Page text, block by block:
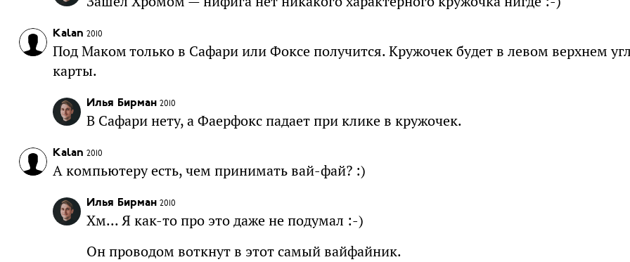
Kalan 2010
Под Маком только в Сафари или Фоксе получится. Кружочек будет в левом верхнем
карты.
Илья Бирман 2010
В Сафари нету, а Фаерфокс падает при клике в кружочек.
Kalan 2010
А компьютеру есть, чем принимать вай-фай? :)
Илья Бирман 2010
Хм... Я как-то про это даже не подумал :-)
Он проводом воткнут в этот самый вайфайник.